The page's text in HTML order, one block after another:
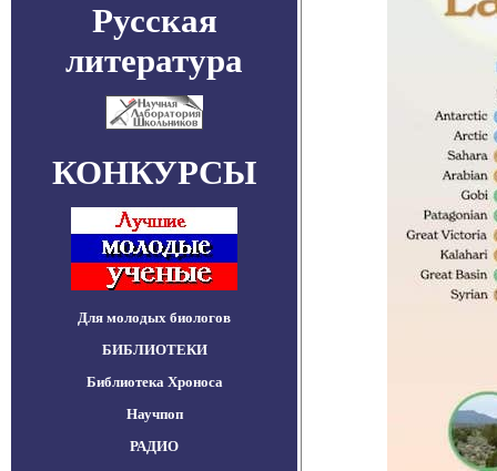
Русская
литература
КОНКУРСЫ
Для молодых биологов
БИБЛИОТЕКИ
Библиотека Хроноса
Научпоп
РАДИО